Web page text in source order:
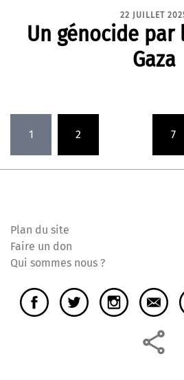
22 JUILLET
Un génocide par
Gaza
des
publications
1 2 7
Plan du site
Faire un don
Qui sommes nous ?